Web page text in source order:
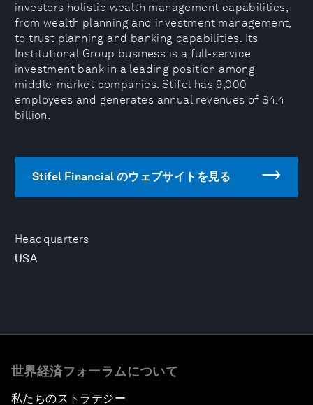
Headquarters
USA
investors holistic wealth management capabilities,
from wealth planning and investment management,
to trust planning and banking capabilities. Its
Institutional Group business is a full-service
investment bank in a leading position among
middle-market companies. Stifel has 9,000
employees and generates annual revenues of $4.4
billion.
Stifel Financial のウェブサイトを見る
世界経済フォーラムについて
私たちのストラテジー